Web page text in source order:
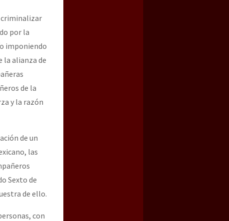
criminalizar
por la
imponiendo
la alianza de
de la
y la razón
de un
las
Sexto de
de ello.
con